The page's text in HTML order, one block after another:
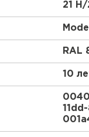
и
сочетаться
и с любым
21
RAL
10